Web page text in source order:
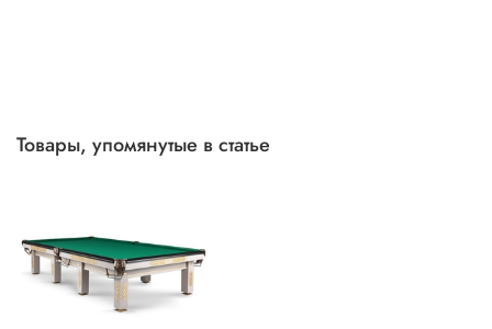
Товары, упомянутые в статье